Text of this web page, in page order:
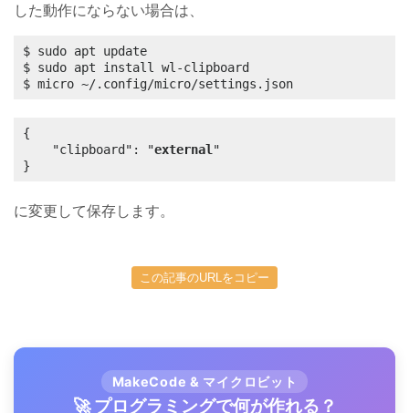
した動作にならない場合は、
$ sudo apt update
$ sudo apt install wl-clipboard
$ micro ~/.config/micro/settings.json
{
    "clipboard": "
external "
}
に変更して保存します。
この記事のURLをコピー
MakeCode & マイクロビット
🚀 プログラミングで何が作れる？